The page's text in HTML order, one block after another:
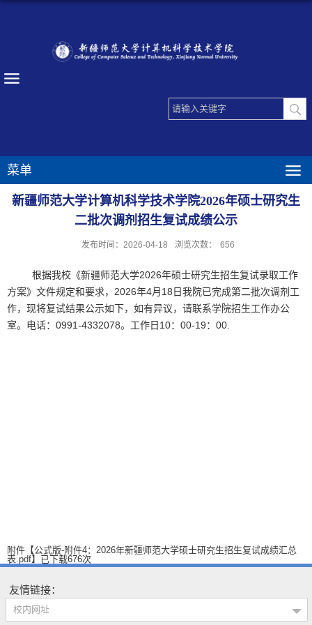
菜单
新疆师范大学计算机科学技术学院2026年硕士研究生
二批次调剂招生复试成绩公示
发布时间：2026-04-18 浏览次数： 656
根据我校《新疆师范大学2026年硕士研究生招生复试录取工作
方案》文件规定和要求，2026年4月18日我院已完成第二批次调剂工
作，现将复试结果公示如下，如有异议，请联系学院招生工作办公
室。电话：0991-4332078。工作日10：00-19：00.
附件【公式版-附件4：2026年新疆师范大学硕士研究生招生复试成绩汇总
表.pdf】已下载676次
友情链接：
校内网址